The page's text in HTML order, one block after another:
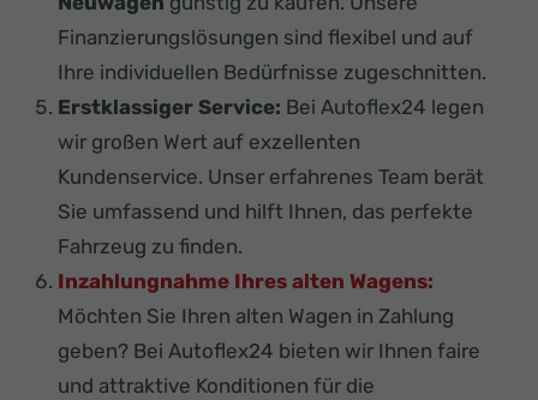
Finanzierungslösungen sind flexibel und auf
Ihre individuellen Bedürfnisse zugeschnitten.
Erstklassiger Service: Bei Autoflex24 legen
wir großen Wert auf exzellenten
Kundenservice. Unser erfahrenes Team berät
Sie umfassend und hilft Ihnen, das perfekte
Fahrzeug zu finden.
Inzahlungnahme Ihres alten Wagens:
Möchten Sie Ihren alten Wagen in Zahlung
geben? Bei Autoflex24 bieten wir Ihnen faire
und attraktive Konditionen für die